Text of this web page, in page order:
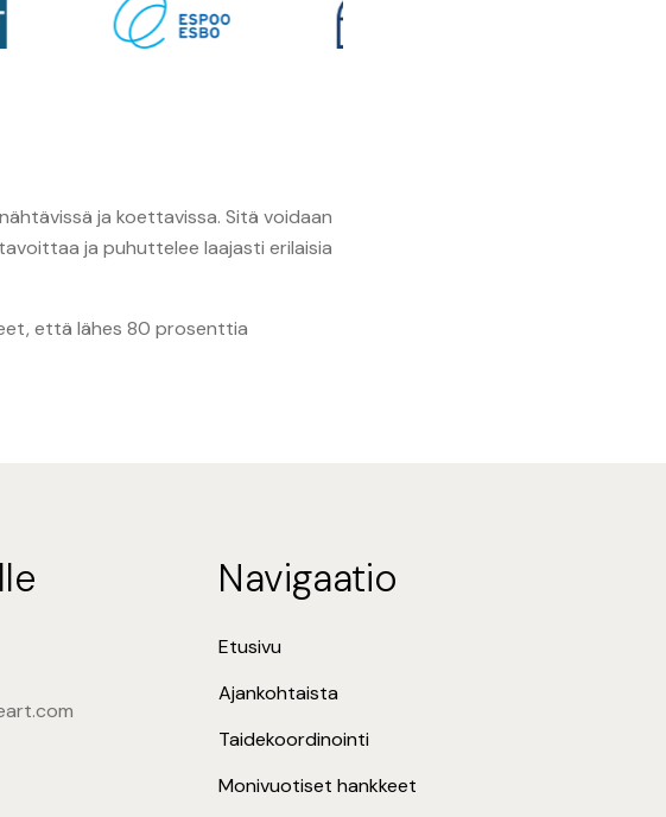
ja koettavissa. Sitä voidaan
ja puhuttelee laajasti erilaisia
että lähes 80 prosenttia
Navigaatio
Etusivu
Ajankohtaista
Taidekoordinointi
Monivuotiset hankkeet